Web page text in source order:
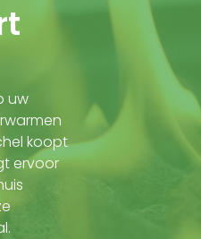
uw
koopt
ervoor